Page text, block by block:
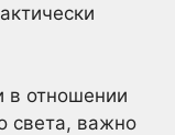
в отношении
света, важно